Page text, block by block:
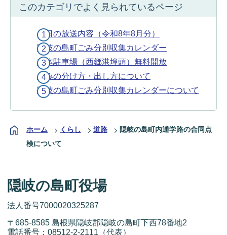
このカテゴリでよく見られているページ
今日の放送内容（令和8年8月分）
隠岐の島町ごみ分別収集カレンダー
立体駐車場（西郷港埠頭）無料開放
ごみの分け方・出し方について
隠岐の島町ごみ分別収集カレンダーについて
ホーム くらし 道路
隠岐の島町内通学路の合同点
検について
隠岐の島町役場
法人番号7000020325287
〒685-8585 島根県隠岐郡隠岐の島町下西78番地2
電話番号：08512-2-2111 （代表）